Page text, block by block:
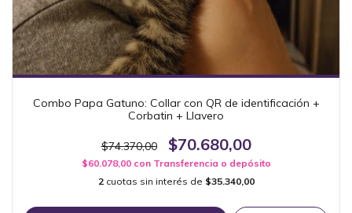
Combo Papa Gatuno: Collar con QR de identificación +
Corbatin + Llavero
$74.370,00 $70.680,00
$60.078,00 con Transferencia o depósito
2 cuotas sin interés de $35.340,00